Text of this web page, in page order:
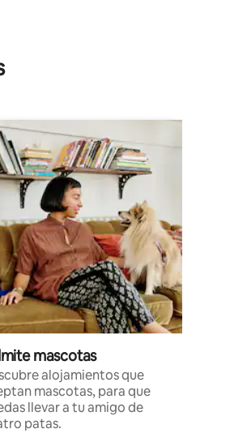
mascotas
alojamientos que
mascotas, para que
llevar a tu amigo de
patas.